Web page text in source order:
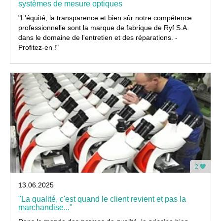
systèmes de mesure optiques
"L'équité, la transparence et bien sûr notre compétence
professionnelle sont la marque de fabrique de Ryf S.A.
dans le domaine de l'entretien et des réparations. -
Profitez-en !"
2
13.06.2025
"La qualité, c'est quand le client revient et pas la
marchandise..."